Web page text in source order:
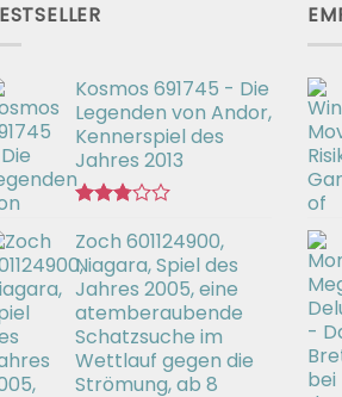
Kosmos 691745 - Die
Legenden von Andor,
Kennerspiel des
Jahres 2013
mit
2.77
von 5
Zoch 601124900,
Niagara, Spiel des
Jahres 2005, eine
atemberaubende
Schatzsuche im
Wettlauf gegen die
Strömung, ab 8